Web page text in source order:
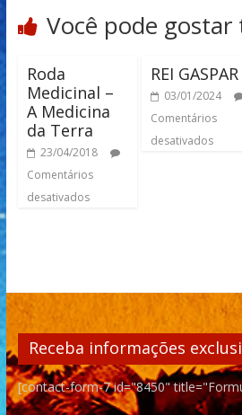
Você pode
Roda
Medicinal –
A Medicina
da Terra
23/04/2018
Comentários
desativados
REI GASPAR
03/01/2024
Comentários
desativados
Receba informações
[contact-form-7 id="8450"